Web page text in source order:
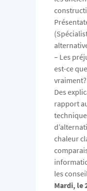
– Les
est-ce
vraiment?
Des
rapport
chaleur
les
Mardi, le